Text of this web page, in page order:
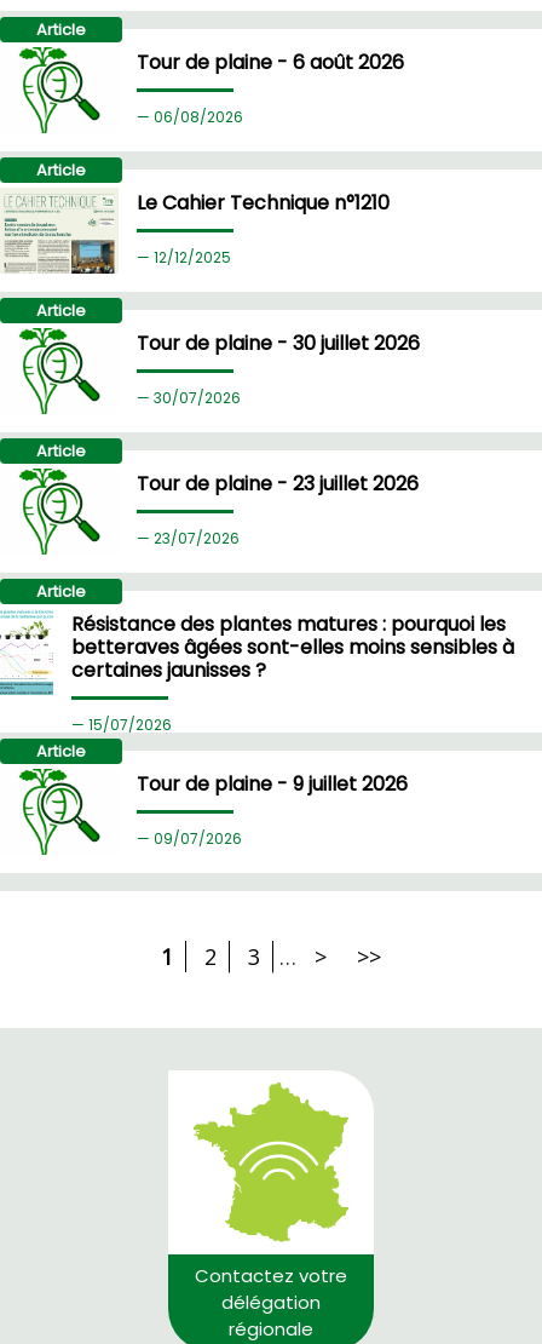
Article
Tour de plaine - 6 août 2026
06/08/2026
Article
Le Cahier Technique n°1210
12/12/2025
Article
Tour de plaine - 30 juillet 2026
30/07/2026
Article
Tour de plaine - 23 juillet 2026
23/07/2026
Article
Résistance des plantes matures : pourquoi les
betteraves âgées sont-elles moins sensibles à
certaines jaunisses ?
15/07/2026
Article
Tour de plaine - 9 juillet 2026
09/07/2026
1 2 3 … > >>
Contactez votre
délégation
régionale